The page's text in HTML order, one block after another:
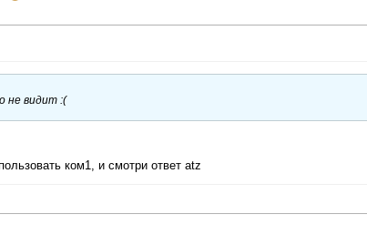
не видит :(
ком1, и смотри ответ atz